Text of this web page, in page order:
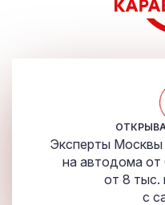
Эксперты Москвы
на автодома от
от 8 тыс.
с